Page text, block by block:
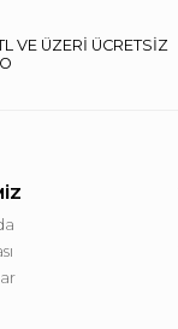
VE ÜZERİ ÜCRETSİZ